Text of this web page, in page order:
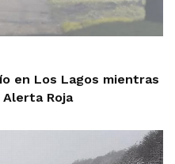
en Los Lagos mientras
Alerta Roja